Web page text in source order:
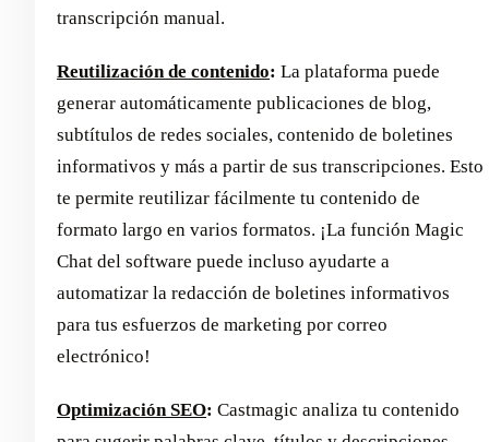
transcripción manual.
Reutilización de contenido: La plataforma puede
generar automáticamente publicaciones de blog,
subtítulos de redes sociales, contenido de boletines
informativos y más a partir de sus transcripciones. Esto
te permite reutilizar fácilmente tu contenido de
formato largo en varios formatos. ¡La función Magic
Chat del software puede incluso ayudarte a
automatizar la redacción de boletines informativos
para tus esfuerzos de marketing por correo
electrónico!
Optimización SEO: Castmagic analiza tu contenido